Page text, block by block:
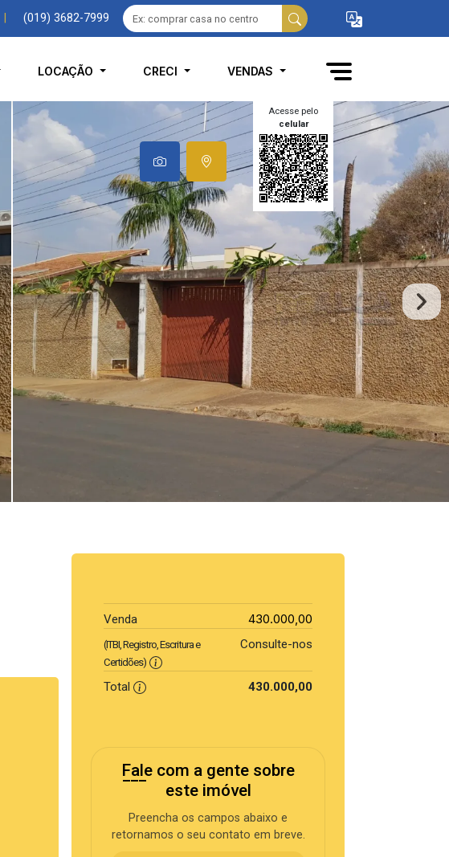
(019) 3682-7999
LOCAÇÃO CRECI VENDAS
Acesse pelo
celular
Venda 430.000,00
(ITBI, Registro, Escritura e
Certidões)
Consulte-nos
Total 430.000,00
Fale com a gente sobre
este imóvel
Preencha os campos abaixo e
retornamos o seu contato em breve.